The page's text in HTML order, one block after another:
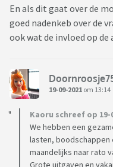
En als dit gaat over de
goed nadenkeb over de
ook wat de invloed op
19-09-2021 om 13:14
Kaoru schreef op 19-
We hebben een
lasten, boodschappen
maandelijks naar rato
Grote uitgaven en